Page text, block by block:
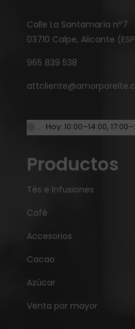
Calle La Santamaría n°7
03710 Calpe, Alicante
965 839 538
… · Hoy: 10:00–14:00,
Productos
Tés e Infusiones
Café
Accesorios
Cacao
Azúcar
Venta por mayor